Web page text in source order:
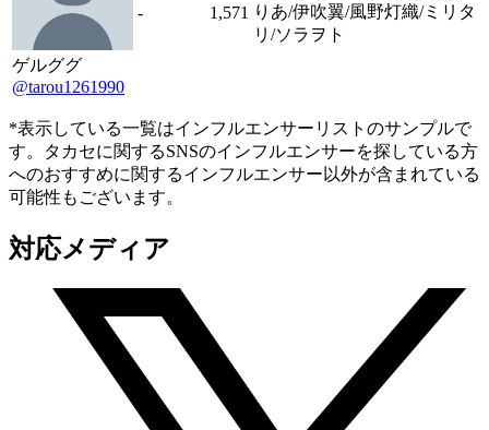
ゲルググ
@tarou1261990
- 1,571 りあ/伊吹翼/風野灯織/ミリタ
リ/ソラヲト
*表示している一覧はインフルエンサーリストのサンプルで
す。タカセに関するSNSのインフルエンサーを探している方
へのおすすめに関するインフルエンサー以外が含まれている
可能性もございます。
対応メディア